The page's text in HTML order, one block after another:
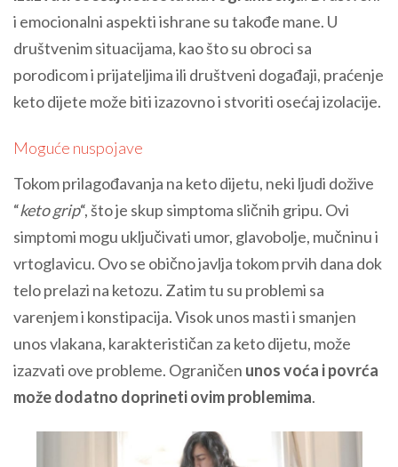
i emocionalni aspekti ishrane su takođe mane. U
društvenim situacijama, kao što su obroci sa
porodicom i prijateljima ili društveni događaji, praćenje
keto dijete može biti izazovno i stvoriti osećaj izolacije.
Moguće nuspojave
Tokom prilagođavanja na keto dijetu, neki ljudi dožive
“keto grip“, što je skup simptoma sličnih gripu. Ovi
simptomi mogu uključivati umor, glavobolje, mučninu i
vrtoglavicu. Ovo se obično javlja tokom prvih dana dok
telo prelazi na ketozu. Zatim tu su problemi sa
varenjem i konstipacija. Visok unos masti i smanjen
unos vlakana, karakterističan za keto dijetu, može
izazvati ove probleme. Ograničen unos voća i povrća
može dodatno doprineti ovim problemima.